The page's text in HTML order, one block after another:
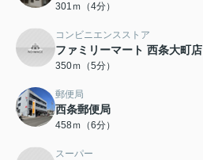
301ｍ（4分）
コンビニエンスストア
ファミリーマート 西条大町店
350ｍ（5分）
郵便局
西条郵便局
458ｍ（6分）
スーパー